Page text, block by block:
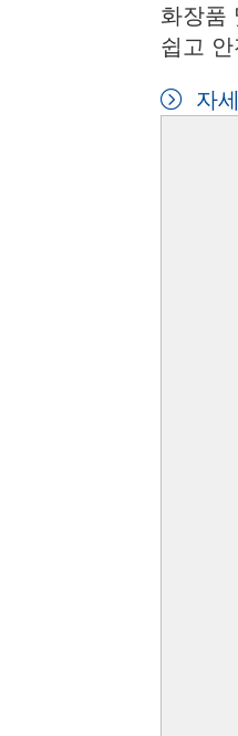
화장품
쉽고
자